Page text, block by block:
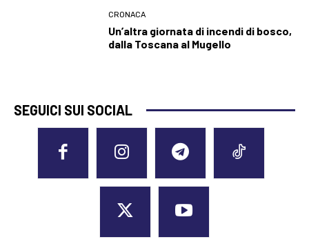
CRONACA
Un’altra giornata di incendi di bosco,
dalla Toscana al Mugello
SEGUICI SUI SOCIAL